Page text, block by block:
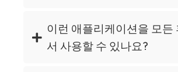
이런 애플리케이션을 모든
서 사용할 수 있나요?